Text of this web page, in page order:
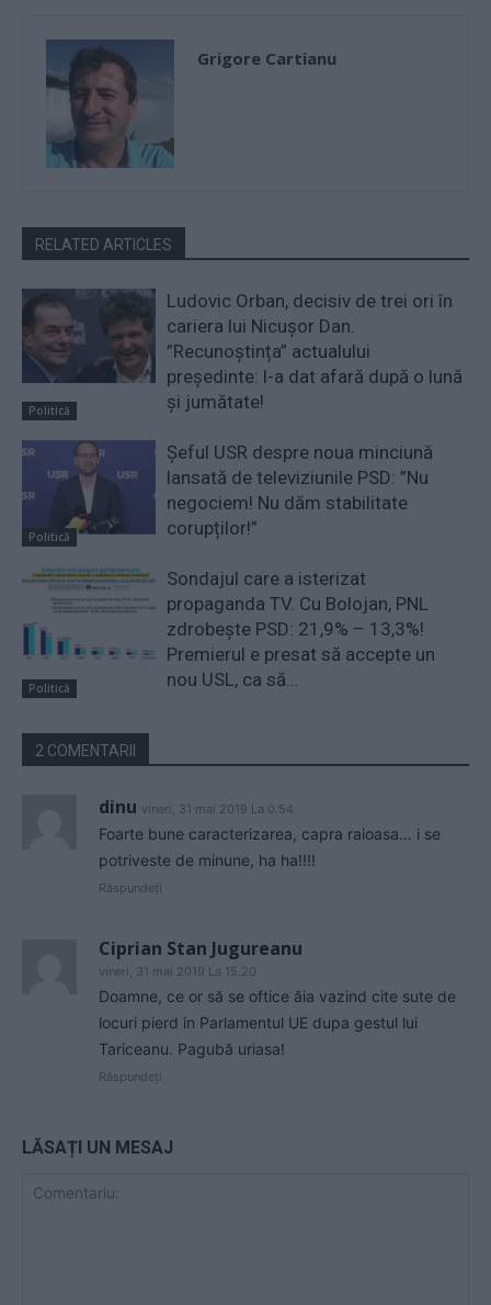
Grigore Cartianu
RELATED ARTICLES
Politică
Ludovic Orban, decisiv de trei ori în
cariera lui Nicușor Dan.
”Recunoștința” actualului
președinte: l-a dat afară după o lună
și jumătate!
Politică
Șeful USR despre noua minciună
lansată de televiziunile PSD: ”Nu
negociem! Nu dăm stabilitate
corupților!”
Politică
Sondajul care a isterizat
propaganda TV. Cu Bolojan, PNL
zdrobește PSD: 21,9% – 13,3%!
Premierul e presat să accepte un
nou USL, ca să...
2 COMENTARII
dinu vineri, 31 mai 2019 La 0.54
Foarte bune caracterizarea, capra raioasa… i se
potriveste de minune, ha ha!!!!
Răspundeți
Ciprian Stan Jugureanu
vineri, 31 mai 2019 La 15.20
Doamne, ce or să se oftice ăia vazind cite sute de
locuri pierd in Parlamentul UE dupa gestul lui
Tariceanu. Pagubă uriasa!
Răspundeți
LĂSAȚI UN MESAJ